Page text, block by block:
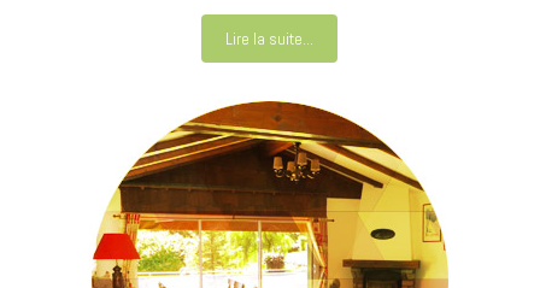
Lire la suite...